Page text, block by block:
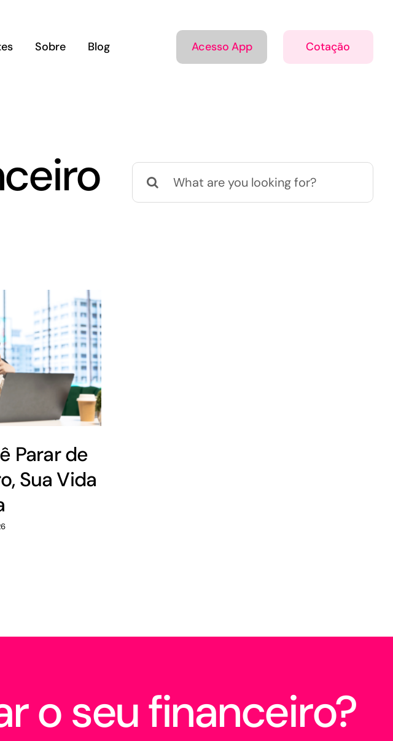
Sobre Blog Acesso App Cotação
Buscar
resultados
Parar de
Sua Vida
o seu financeiro?